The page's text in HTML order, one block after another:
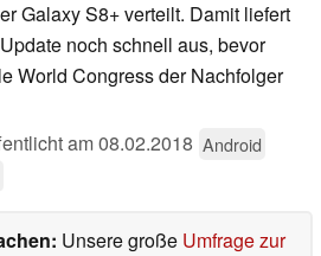
Galaxy S8+ verteilt. Damit liefert
noch schnell aus, bevor
World Congress der Nachfolger
am08.02.2018 Android
Unsere große Umfrage zur